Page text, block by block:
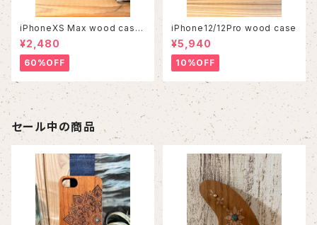
iPhoneXS Max wood case
6
¥2,480
60%OFF
iPhone12/12Pro wood case
¥5,940
10%OFF
セール中の商品